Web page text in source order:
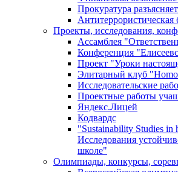
Прокуратура разъясняет
Антитеррористическая
Проекты, исследования,
Ассамблея
Конференция
Проект "Уроки
Элитарный клуб
Исследовательские
Проектные работы
Яндекс.Лицей
Кодвардс
"Sustainability Studies in
Исследования
школе"
Олимпиады, конкурсы,